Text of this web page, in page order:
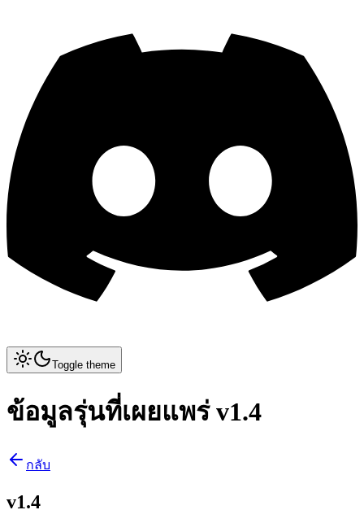
Toggle theme
ข้อมูลรุ่นที่เผยแพร่ v1.4
กลับ
v1.4